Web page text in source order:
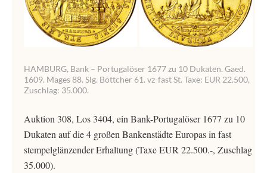
HAMBURG, Bank – Portugalöser 1677 zu 10 Dukaten. Gaed.
1609. Mages 88. Slg. Böttcher 61. vz-fast St. Taxe: EUR 22.500,
Zuschlag: 35.000.
Auktion 308, Los 3404, ein Bank-Portugalöser 1677 zu 10
Dukaten auf die 4 großen Bankenstädte Europas in fast
stempelglänzender Erhaltung (Taxe EUR 22.500.-, Zuschlag
35.000).